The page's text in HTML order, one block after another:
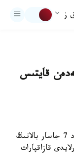
ز
قايتىس
الماتى. قازاقپارات - الماتى وبلىسى ءى ءى د 7 جاسار بالانىڭ
قازاقپارات